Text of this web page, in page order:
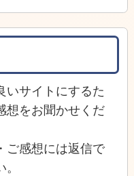
いサイトにするた
想をお聞かせくだ
ご感想には返信で